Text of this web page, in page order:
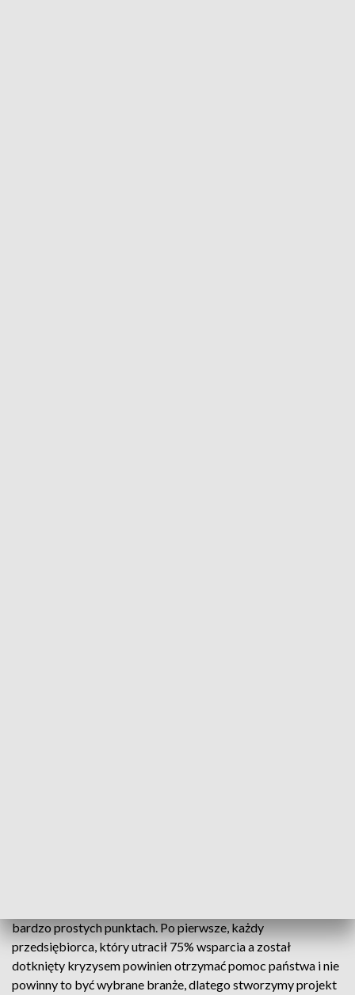
bardzo prostych punktach. Po pierwsze, każdy
przedsiębiorca, który utracił 75% wsparcia a został
dotknięty kryzysem powinien otrzymać pomoc państwa i nie
powinny to być wybrane branże, dlatego stworzymy projekt